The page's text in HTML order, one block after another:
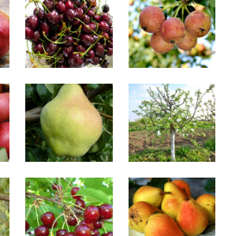
Kordia Busuioace cu
miez roşu
179,00 Lei
Untoasa
Hardenpont
TriMeri (meri
împletiți)
Mari timpurii Favorita lui Clapp
(Duset roșu)